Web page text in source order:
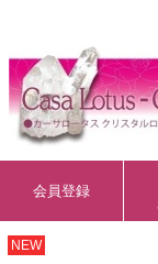
会員登録
NEW